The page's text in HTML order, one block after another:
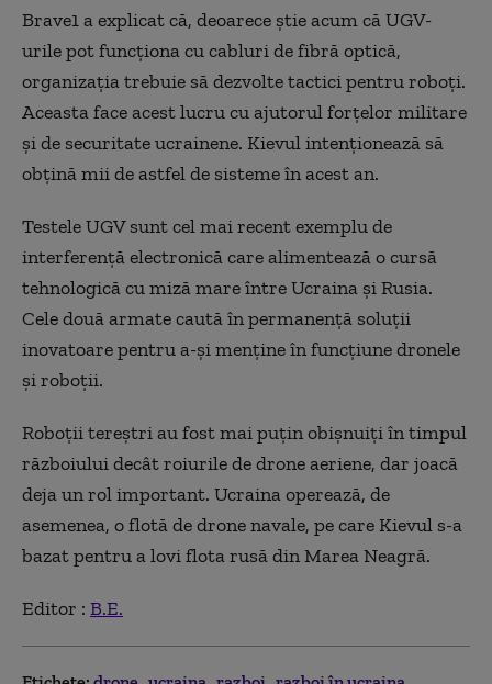
Brave1 a explicat că, deoarece știe acum că UGV-
urile pot funcționa cu cabluri de fibră optică,
organizația trebuie să dezvolte tactici pentru roboți.
Aceasta face acest lucru cu ajutorul forțelor militare
și de securitate ucrainene. Kievul intenționează să
obțină mii de astfel de sisteme în acest an.
Testele UGV sunt cel mai recent exemplu de
interferență electronică care alimentează o cursă
tehnologică cu miză mare între Ucraina și Rusia.
Cele două armate caută în permanență soluții
inovatoare pentru a-și menține în funcțiune dronele
și roboții.
Roboții tereștri au fost mai puțin obișnuiți în timpul
războiului decât roiurile de drone aeriene, dar joacă
deja un rol important. Ucraina operează, de
asemenea, o flotă de drone navale, pe care Kievul s-a
bazat pentru a lovi flota rusă din Marea Neagră.
Editor : B.E.